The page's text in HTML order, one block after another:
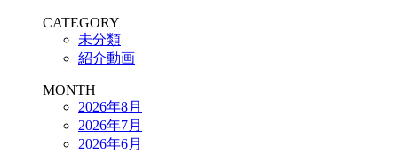
CATEGORY
未分類
紹介動画
MONTH
2026年8月
2026年7月
2026年6月